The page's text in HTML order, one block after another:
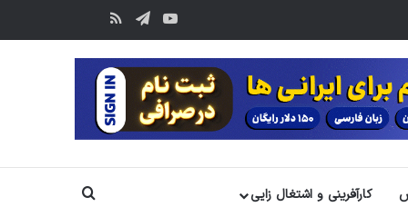
یوتیوب
تلگرامخوراک
کارآفرینی و اشتغال زایی جستجو